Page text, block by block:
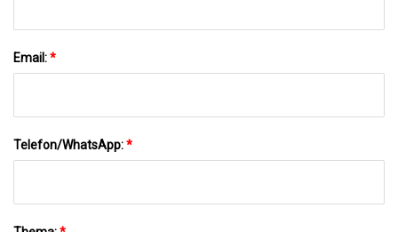
Email:*
Telefon/WhatsApp:*